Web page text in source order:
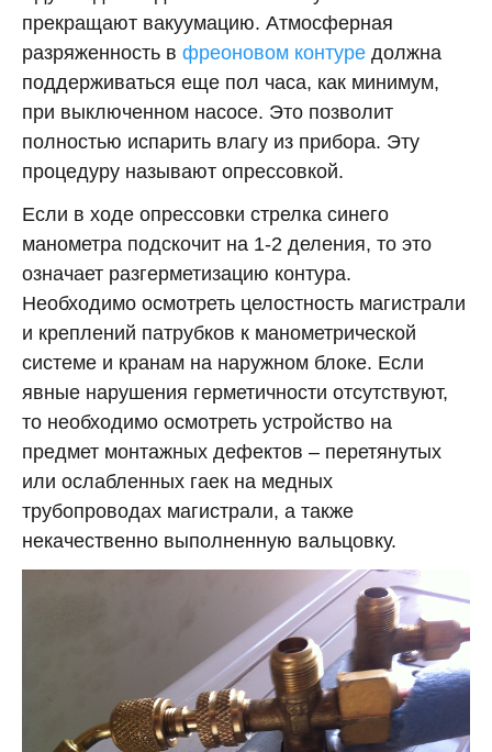
прекращают вакуумацию. Атмосферная
разряженность в фреоновом контуре должна
поддерживаться еще пол часа, как минимум,
при выключенном насосе. Это позволит
полностью испарить влагу из прибора. Эту
процедуру называют опрессовкой.
Если в ходе опрессовки стрелка синего
манометра подскочит на 1-2 деления, то это
означает разгерметизацию контура.
Необходимо осмотреть целостность магистрали
и креплений патрубков к манометрической
системе и кранам на наружном блоке. Если
явные нарушения герметичности отсутствуют,
то необходимо осмотреть устройство на
предмет монтажных дефектов – перетянутых
или ослабленных гаек на медных
трубопроводах магистрали, а также
некачественно выполненную вальцовку.